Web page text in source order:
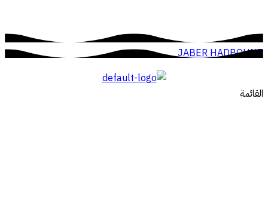
JABER HADBOUNE
القائمة